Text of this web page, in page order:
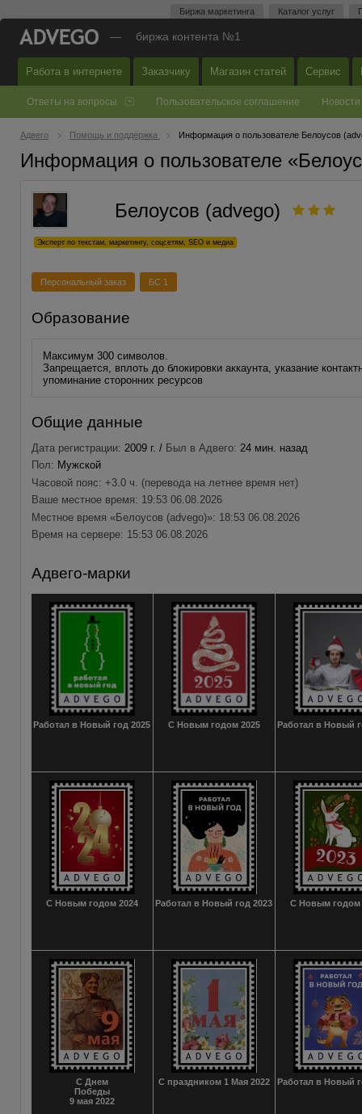
Биржа маркетинга Каталог услуг
— биржа контента №1
Работа в интернете Заказчику Магазин статей Сервис
Ответы на вопросы Пользовательское соглашение Новости
Адвего Помощь и поддержка Информация о пользователе Белоусов
Информация о пользователе
Белоусов (advego)
Эксперт по текстам, маркетингу, соцсетям, SEO и медиа
Персональный заказ БС 1
Образование
Максимум 300 символов.
Запрещается, вплоть до блокировки аккаунта, указание
упоминание сторонних ресурсов
Общие данные
Дата регистрации: 2009 г. / Был в Адвего: 24 мин. назад
Пол: Мужской
Часовой пояс: +3.0 ч. (перевода на летнее время нет)
Ваше местное время: 19:53 06.08.2026
Местное время «Белоусов (advego)»: 18:53 06.08.2026
Время на сервере: 15:53 06.08.2026
Адвего-марки
Работал в Новый год 2025 С Новым годом 2025 Работал в Новый
С Новым годом 2024 Работал в Новый год 2023 С Новым годом
С Днем
Победы
9 мая 2022
С праздником 1 Мая 2022 Работал в Новый